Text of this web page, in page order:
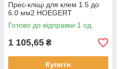
Прес-кліщі для клем 1.5 до
6.0 мм2 HOEGERT
Готово до відправки 1 од.
1 105,65 ₴
Купити